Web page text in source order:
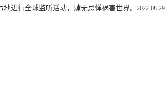
地进行全球监听活动，肆无忌惮祸害世界。 2022-08-29